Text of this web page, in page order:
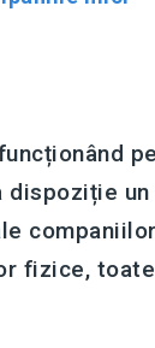
dispoziție
fizice,